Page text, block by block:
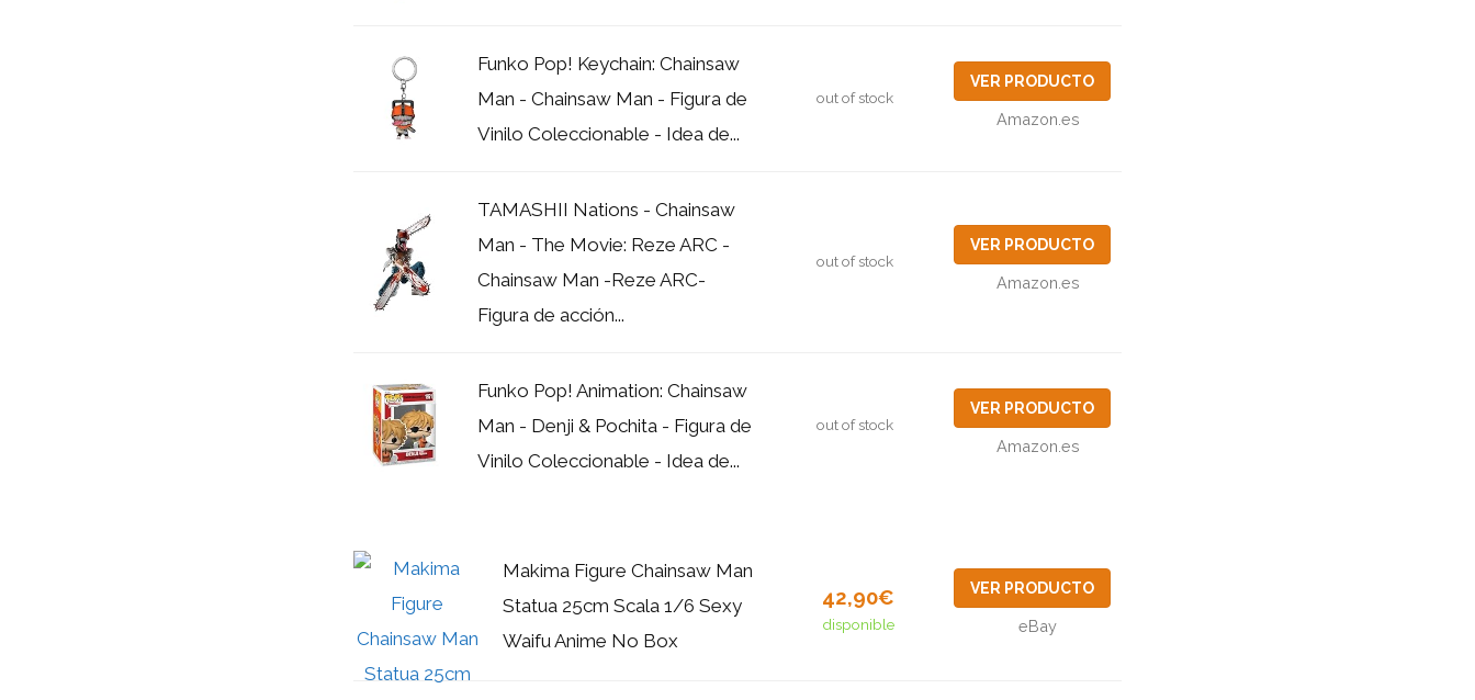
Funko Pop! Keychain: Chainsaw
Man - Chainsaw Man - Figura de
Vinilo Coleccionable - Idea de...
out of stock
VER PRODUCTO
Amazon.es
TAMASHII Nations - Chainsaw
Man - The Movie: Reze ARC -
Chainsaw Man -Reze ARC-
Figura de acción...
out of stock
VER PRODUCTO
Amazon.es
Funko Pop! Animation: Chainsaw
Man - Denji & Pochita - Figura de
Vinilo Coleccionable - Idea de...
out of stock
VER PRODUCTO
Amazon.es
Makima Figure Chainsaw Man
Statua 25cm Scala 1/6 Sexy
Waifu Anime No Box
42,90€
disponible
VER PRODUCTO
eBay